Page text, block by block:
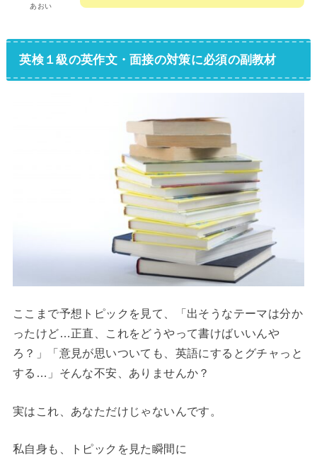
あおい
英検１級の英作文・面接の対策に必須の副教材
ここまで予想トピックを見て、「出そうなテーマは分か
ったけど…正直、これをどうやって書けばいいんや
ろ？」「意見が思いついても、英語にするとグチャっと
する…」そんな不安、ありませんか？
実はこれ、あなただけじゃないんです。
私自身も、トピックを見た瞬間に